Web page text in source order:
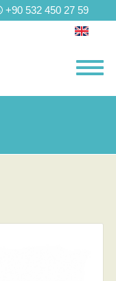
+90 532 450 27 59